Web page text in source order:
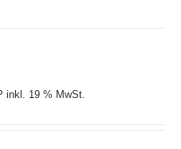
inkl. 19 % MwSt.